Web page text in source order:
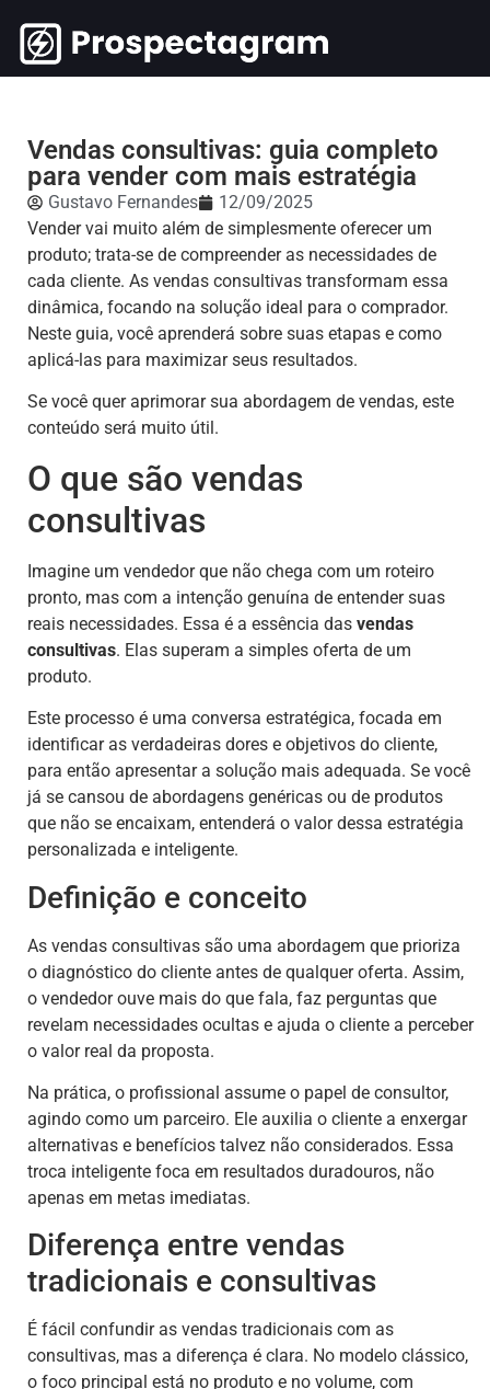
Vendas consultivas: guia completo
para vender com mais estratégia
Gustavo Fernandes
12/09/2025
Vender vai muito além de simplesmente oferecer um
produto; trata-se de compreender as necessidades de
cada cliente. As vendas consultivas transformam essa
dinâmica, focando na solução ideal para o comprador.
Neste guia, você aprenderá sobre suas etapas e como
aplicá-las para maximizar seus resultados.
Se você quer aprimorar sua abordagem de vendas, este
conteúdo será muito útil.
O que são vendas
consultivas
Imagine um vendedor que não chega com um roteiro
pronto, mas com a intenção genuína de entender suas
reais necessidades. Essa é a essência das vendas
consultivas. Elas superam a simples oferta de um
produto.
Este processo é uma conversa estratégica, focada em
identificar as verdadeiras dores e objetivos do cliente,
para então apresentar a solução mais adequada. Se você
já se cansou de abordagens genéricas ou de produtos
que não se encaixam, entenderá o valor dessa estratégia
personalizada e inteligente.
Definição e conceito
As vendas consultivas são uma abordagem que prioriza
o diagnóstico do cliente antes de qualquer oferta. Assim,
o vendedor ouve mais do que fala, faz perguntas que
revelam necessidades ocultas e ajuda o cliente a perceber
o valor real da proposta.
Na prática, o profissional assume o papel de consultor,
agindo como um parceiro. Ele auxilia o cliente a enxergar
alternativas e benefícios talvez não considerados. Essa
troca inteligente foca em resultados duradouros, não
apenas em metas imediatas.
Diferença entre vendas
tradicionais e consultivas
É fácil confundir as vendas tradicionais com as
consultivas, mas a diferença é clara. No modelo clássico,
o foco principal está no produto e no volume, com